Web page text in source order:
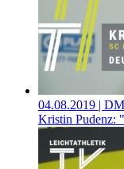
04.08.2019 |
Kristin Pudenz: